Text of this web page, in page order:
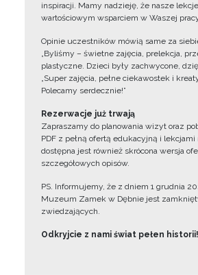
inspiracji. Mamy nadzieję, że nasze
wartościowym wsparciem w Waszej
Opinie uczestników mówią same za
„Byliśmy – świetne zajęcia, prelekcja,
plastyczne. Dzieci były zachwycone,
„Super zajęcia, pełne ciekawostek i
Polecamy serdecznie!”
Rezerwacje już trwają
Zapraszamy do planowania wizyt oraz
PDF z pełną ofertą edukacyjną i
dostępna jest również skrócona wersja
szczegółowych opisów.
PS. Informujemy, że z dniem 1 grudnia
Muzeum Zamek w Dębnie jest
zwiedzających.
Odkryjcie z nami świat pełen historii!